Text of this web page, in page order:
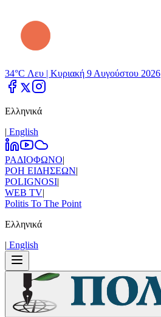
34°C Λευ | Κυριακή 9 Αυγούστου 2026
Ελληνικά
| Εnglish
ΡΑΔΙΟΦΩΝΟ|
ΡΟΗ ΕΙΔΗΣΕΩΝ|
POLIGNOSI|
WEB TV|
Politis To The Point
Ελληνικά
| Εnglish